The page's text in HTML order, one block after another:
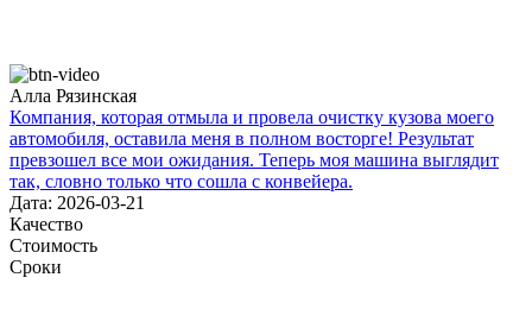
Алла Рязинская
Компания, которая отмыла и провела очистку кузова моего
автомобиля, оставила меня в полном восторге! Результат
превзошел все мои ожидания. Теперь моя машина выглядит
так, словно только что сошла с конвейера.
Дата: 2026-03-21
Качество
Стоимость
Сроки